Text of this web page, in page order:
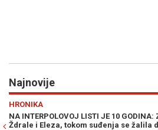
Najnovije
JE 10 GODINA: Zbog nje počeo obračun
se žalila da mora čuvati stoku